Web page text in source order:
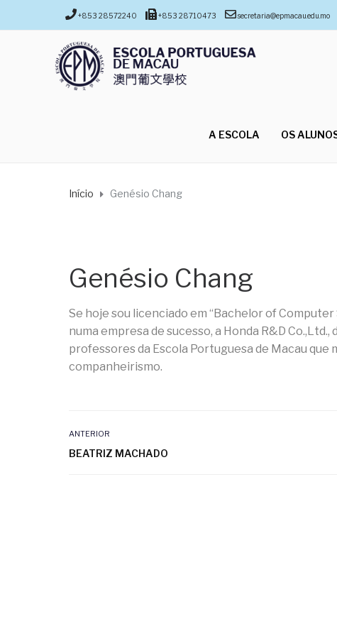
+853 28572240 +853 28710473 secretaria@epmacau.edu.mo
A ESCOLA
OS
Início Genésio Chang
Genésio Chang
Se hoje sou licenciado em “Bachelor of
numa empresa de sucesso, a Honda R&D
professores da Escola Portuguesa de Macau
companheirismo.
ANTERIOR
BEATRIZ MACHADO